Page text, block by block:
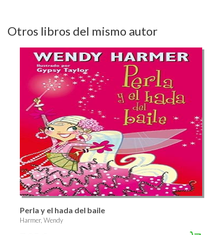
Otros libros del mismo autor
Perla y el hada del baile
Harmer, Wendy